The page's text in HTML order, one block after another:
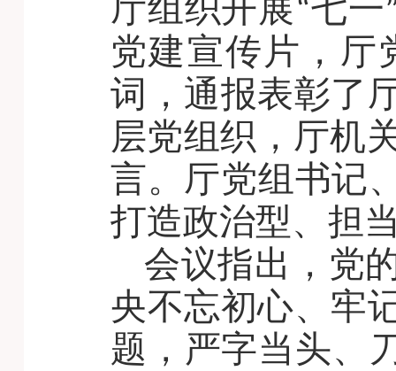
厅组织开展“七
党建宣传片，厅
词，通报表彰了
层党组织，厅机
言。厅党组书记
打造政治型、担
会议指出，党
央不忘初心、牢
题，严字当头、